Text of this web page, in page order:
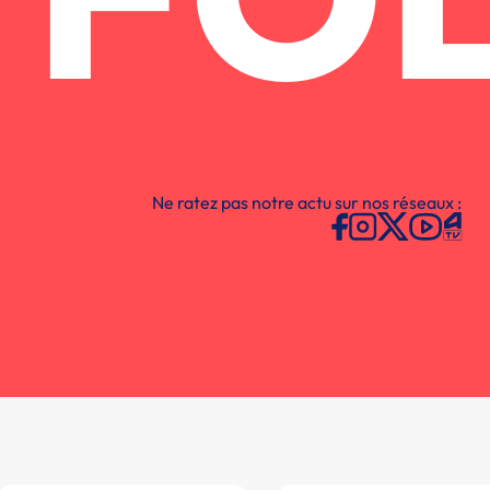
Ne ratez pas notre actu sur nos réseaux :